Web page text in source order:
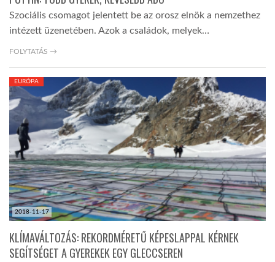
Szociális csomagot jelentett be az orosz elnök a nemzethez
intézett üzenetében. Azok a családok, melyek…
FOLYTATÁS →
2018-11-17
EURÓPA
KLÍMAVÁLTOZÁS: REKORDMÉRETŰ KÉPESLAPPAL KÉRNEK
SEGÍTSÉGET A GYEREKEK EGY GLECCSEREN